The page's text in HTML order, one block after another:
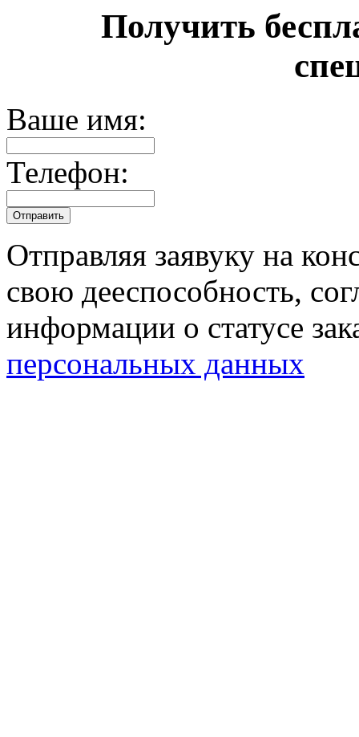
Получить
Ваше имя:
Телефон:
Отправляя заявуку на
свою дееспособность,
информации о статусе
персональных данных